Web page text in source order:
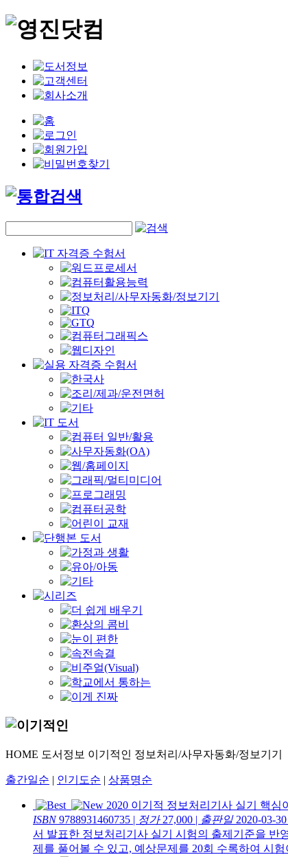
HOME 도서정보 이기적인 정보처리/사무자동화/정보기기
출간일순 | 인기도순 | 상품명순
2020 이기적 정보처리기사 실기 핵심
ISBN9788931460735 | 정가27,000 | 출판일2020-03-30
서 발표한 정보처리기사 실기 시험의 출제기준을 반
제를 풀어볼 수 있고, 예상문제를 20회 수록하여 시